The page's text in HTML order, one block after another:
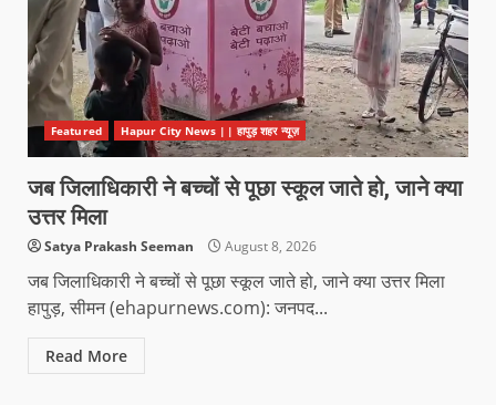
Featured Hapur City News || हापुड़ शहर न्यूज़
जब जिलाधिकारी ने बच्चों से पूछा स्कूल जाते हो, जाने क्या
उत्तर मिला
Satya Prakash Seeman August 8, 2026
जब जिलाधिकारी ने बच्चों से पूछा स्कूल जाते हो, जाने क्या उत्तर मिला
हापुड़, सीमन (ehapurnews.com): जनपद...
Read More